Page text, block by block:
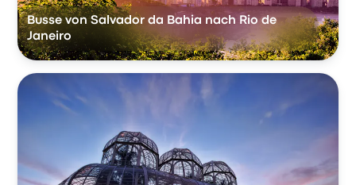
Busse von Salvador da Bahia nach Rio de
Janeiro